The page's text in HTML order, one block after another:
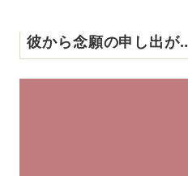
彼から念願の申し出